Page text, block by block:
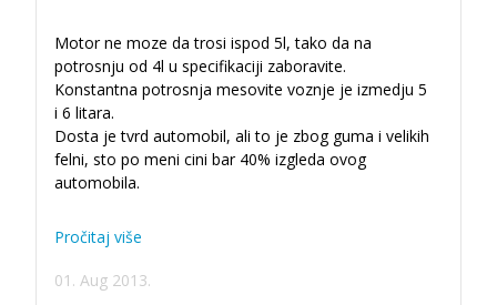
Motor ne moze da trosi ispod 5l, tako da na
potrosnju od 4l u specifikaciji zaboravite.
Konstantna potrosnja mesovite voznje je izmedju 5
i 6 litara.
Dosta je tvrd automobil, ali to je zbog guma i velikih
felni, sto po meni cini bar 40% izgleda ovog
automobila.
Pročitaj više
01. Aug 2013.